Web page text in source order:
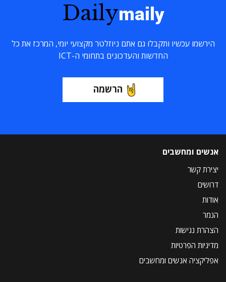
Dailymaily
הירשמו עכשיו ותקבלו גם אתם ניוזלטר מקצועי יומי, המרכז את כל
החדשות והעדכונים בתחומי ה-ICT
הרשמה
אנשים ומחשבים
יצירת קשר
דרושים
אודות
הנמר
הצהרת נגישות
מדיניות הפרטיות
אפליקציה אנשים ומחשבים